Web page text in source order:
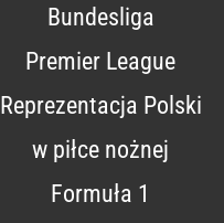
Bundesliga
Premier League
Reprezentacja Polski
w piłce nożnej
Formuła 1